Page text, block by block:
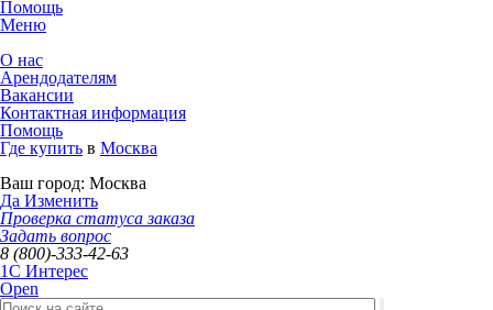
Помощь
Меню
О нас
Арендодателям
Вакансии
Контактная информация
Помощь
Где купить в Москва
Ваш город: Москва
Да Изменить
Проверка статуса заказа
Задать вопрос
8 (800)-333-42-63
1C Интерес
Open